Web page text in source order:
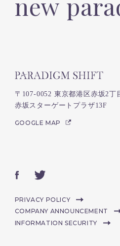
〒107-0052 東京都港区赤坂2丁
赤坂スターゲートプラザ13F
GOOGLE MAP
PRIVACY POLICY
COMPANY ANNOUNCEMENT
INFORMATION SECURITY